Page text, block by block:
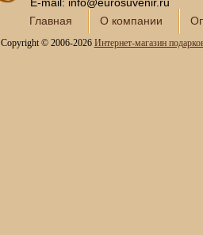
Главная
О компании
Copyright © 2006-2026 Интернет-магазин